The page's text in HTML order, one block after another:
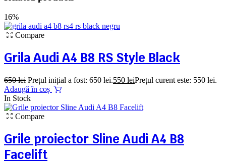
16%
Compare
Grila Audi A4 B8 RS Style Black
650lei Prețul inițial a fost: 650 lei.550 leiPrețul curent este: 550 lei.
Adaugă în coș
In Stock
Compare
Grile proiector Sline Audi A4 B8
Facelift